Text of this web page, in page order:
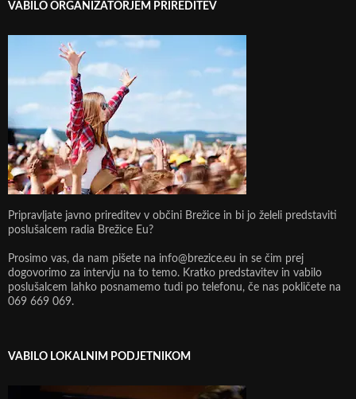
VABILO ORGANIZATORJEM PRIREDITEV
Pripravljate javno prireditev v občini Brežice in bi jo želeli predstaviti
poslušalcem radia Brežice Eu?
Prosimo vas, da nam pišete na info@brezice.eu in se čim prej
dogovorimo za intervju na to temo. Kratko predstavitev in vabilo
poslušalcem lahko posnamemo tudi po telefonu, če nas pokličete na
069 669 069.
VABILO LOKALNIM PODJETNIKOM